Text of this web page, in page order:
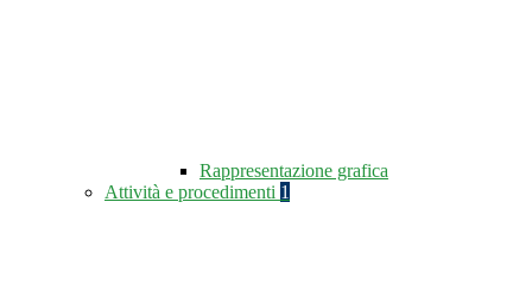
Rappresentazione grafica
Attività e procedimenti 1